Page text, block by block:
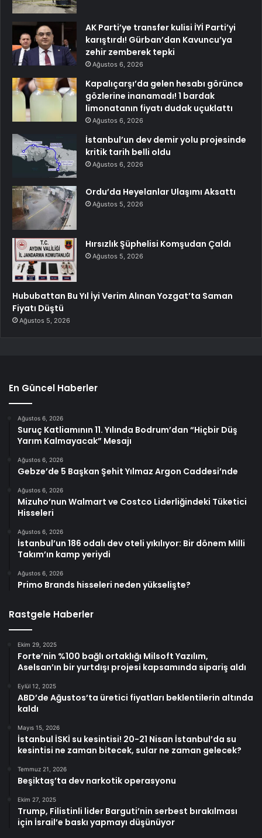
AK Parti’ye transfer kulisi İYİ Parti’yi
karıştırdı! Gürban’dan Kavuncu’ya
zehir zemberek tepki
Ağustos 6, 2026
Kapalıçarşı’da gelen hesabı görünce
gözlerine inanamadı! 1 bardak
limonatanın fiyatı dudak uçuklattı
Ağustos 6, 2026
İstanbul’un dev demir yolu projesinde
kritik tarih belli oldu
Ağustos 6, 2026
Ordu’da Heyelanlar Ulaşımı Aksattı
Ağustos 5, 2026
Hırsızlık Şüphelisi Komşudan Çaldı
Ağustos 5, 2026
Hububattan Bu Yıl İyi Verim Alınan Yozgat’ta Saman
Fiyatı Düştü
Ağustos 5, 2026
En Güncel Haberler
Ağustos 6, 2026
Suruç Katliamının 11. Yılında Bodrum’dan “Hiçbir Düş
Yarım Kalmayacak” Mesajı
Ağustos 6, 2026
Gebze’de 5 Başkan Şehit Yılmaz Argon Caddesi’nde
Ağustos 6, 2026
Mizuho’nun Walmart ve Costco Liderliğindeki Tüketici
Hisseleri
Ağustos 6, 2026
İstanbul’un 186 odalı dev oteli yıkılıyor: Bir dönem Milli
Takım’ın kamp yeriydi
Ağustos 6, 2026
Primo Brands hisseleri neden yükselişte?
Rastgele Haberler
Ekim 29, 2025
Forte’nin %100 bağlı ortaklığı Milsoft Yazılım,
Aselsan’ın bir yurtdışı projesi kapsamında sipariş aldı
Eylül 12, 2025
ABD’de Ağustos’ta üretici fiyatları beklentilerin altında
kaldı
Mayıs 15, 2026
İstanbul İSKİ su kesintisi! 20-21 Nisan İstanbul’da su
kesintisi ne zaman bitecek, sular ne zaman gelecek?
Temmuz 21, 2026
Beşiktaş’ta dev narkotik operasyonu
Ekim 27, 2025
Trump, Filistinli lider Barguti’nin serbest bırakılması
için İsrail’e baskı yapmayı düşünüyor